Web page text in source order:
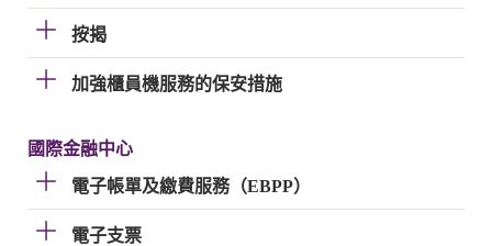
按揭
加強櫃員機服務的保安措施
國際金融中心
電子帳單及繳費服務（EBPP）
電子支票